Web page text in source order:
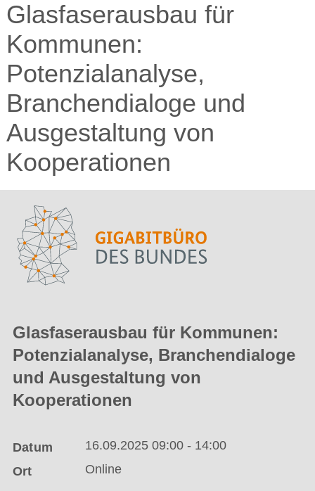
Glasfaserausbau für
Kommunen:
Potenzialanalyse,
Branchendialoge und
Ausgestaltung von
Kooperationen
Glasfaserausbau für Kommunen:
Potenzialanalyse, Branchendialoge
und Ausgestaltung von
Kooperationen
Datum
16.09.2025 09:00 - 14:00
Ort
Online